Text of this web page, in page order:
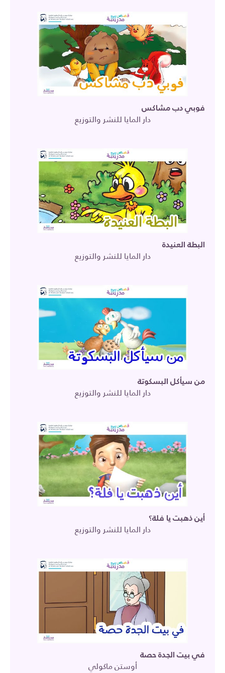
فوبي دب مشاكس
دار المايا للنشر والتوزيع
البطة العنيدة
دار المايا للنشر والتوزيع
من سيأكل البسكوتة
دار المايا للنشر والتوزيع
أين ذهبت يا فلة؟
دار المايا للنشر والتوزيع
في بيت الجدة حصة
أوستن ماكولي